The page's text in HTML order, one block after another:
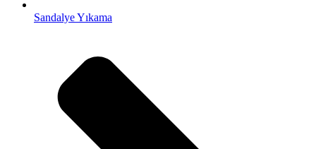
Sandalye Yıkama